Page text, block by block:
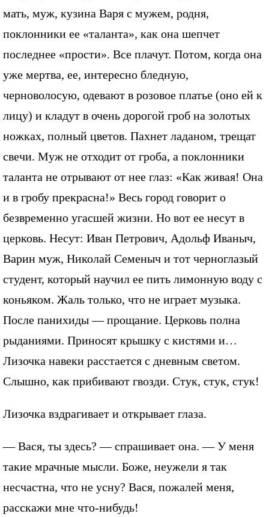
мать, муж, кузина Варя с мужем, родня,
поклонники ее «таланта», как она шепчет
последнее «прости». Все плачут. Потом, когда она
уже мертва, ее, интересно бледную,
черноволосую, одевают в розовое платье (оно ей к
лицу) и кладут в очень дорогой гроб на золотых
ножках, полный цветов. Пахнет ладаном, трещат
свечи. Муж не отходит от гроба, а поклонники
таланта не отрывают от нее глаз: «Как живая! Она
и в гробу прекрасна!» Весь город говорит о
безвременно угасшей жизни. Но вот ее несут в
церковь. Несут: Иван Петрович, Адольф Иваныч,
Варин муж, Николай Семеныч и тот черноглазый
студент, который научил ее пить лимонную воду с
коньяком. Жаль только, что не играет музыка.
После панихиды — прощание. Церковь полна
рыданиями. Приносят крышку с кистями и…
Лизочка навеки расстается с дневным светом.
Слышно, как прибивают гвозди. Стук, стук, стук!
Лизочка вздрагивает и открывает глаза.
— Вася, ты здесь? — спрашивает она. — У меня
такие мрачные мысли. Боже, неужели я так
несчастна, что не усну? Вася, пожалей меня,
расскажи мне что-нибудь!